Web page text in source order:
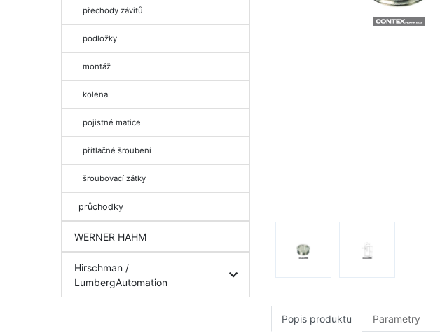
přechody závitů
podložky
montáž
kolena
pojistné matice
přítlačné šroubení
šroubovací zátky
průchodky
WERNER HAHM
Hirschman /
LumbergAutomation
Popis produktu Parametry